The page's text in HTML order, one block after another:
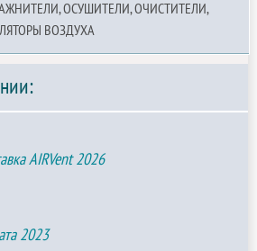
ОСУШИТЕЛИ, ОЧИСТИТЕЛИ,
ВОЗДУХА
AIRVent 2026
2023